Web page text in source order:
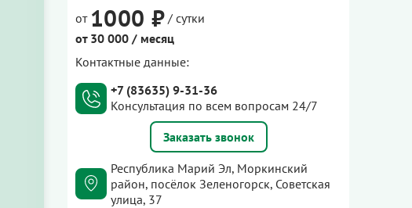
от 1000 ₽/ сутки
от 30 000 / месяц
Контактные данные:
+7 (83635) 9-31-36
Консультация по всем вопросам 24/7
Заказать звонок
Республика Марий Эл, Моркинский
район, посёлок Зеленогорск, Советская
улица, 37